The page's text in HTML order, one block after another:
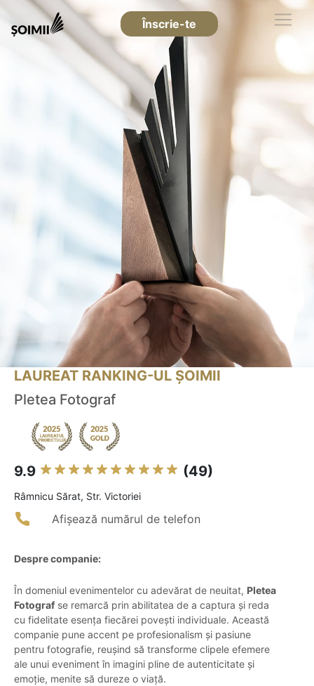
Înscrie-te
LAUREAT RANKING-UL ȘOIMII
Pletea Fotograf
9.9 (49)
Râmnicu Sărat, Str. Victoriei
Afișează numărul de telefon
Despre companie:
În domeniul evenimentelor cu adevărat de neuitat, Pletea
Fotograf se remarcă prin abilitatea de a captura și reda
cu fidelitate esența fiecărei povești individuale. Această
companie pune accent pe profesionalism și pasiune
pentru fotografie, reușind să transforme clipele efemere
ale unui eveniment în imagini pline de autenticitate și
emoție, menite să dureze o viață.